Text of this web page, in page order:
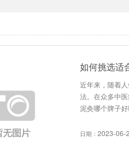
如何挑选适
近年来，随着
法。在众多中
泥灸哪个牌子
日期： 2023-06-